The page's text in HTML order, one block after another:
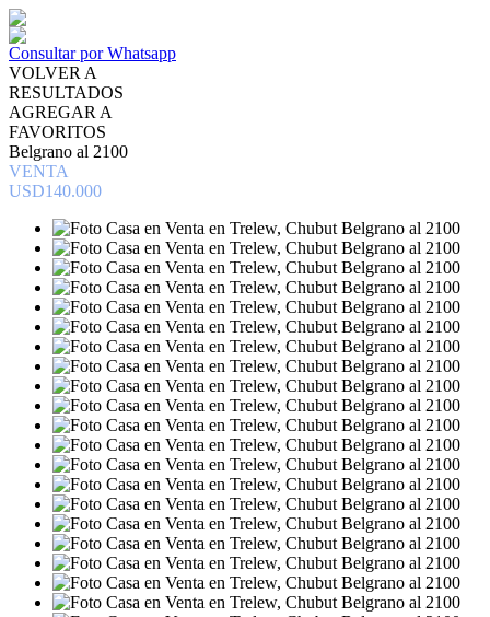
Consultar por Whatsapp
VOLVER A
RESULTADOS
AGREGAR A
FAVORITOS
Belgrano al 2100
VENTA
USD140.000